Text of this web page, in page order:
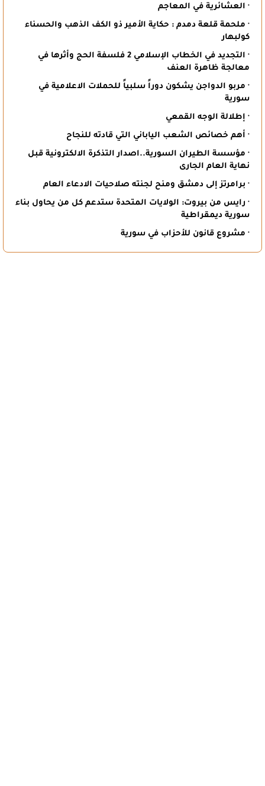
· العشائرية في المعاجم
· ملحمة قلعة دمدم : حكاية الأمير ذو الكف الذهب والحسناء
كولبهار
· التجديد في الخطاب الإسلامي 2 فلسفة الحج وأثرها في
معالجة ظاهرة العنف
· مربو الدواجن يشكون دوراً سلبياً للحملات الاعلامية في
سورية
· إطلالة الوجه القمعي
· أهم خصائص الشعب الياباني التي قادته للنجاح
· مؤسسة الطيران السورية..اصدار التذكرة الالكترونية قبل
نهاية العام الجارى
· برامرتز إلى دمشق ومنح لجنته صلاحيات الادعاء العام
· رايس من بيروت: الولايات المتحدة ستدعم كل من يحاول بناء
سورية ديمقراطية
· مشروع قانون للأحزاب في سورية